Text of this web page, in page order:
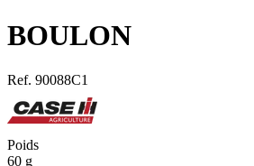
BOULON
Ref. 90088C1
Poids
60 g